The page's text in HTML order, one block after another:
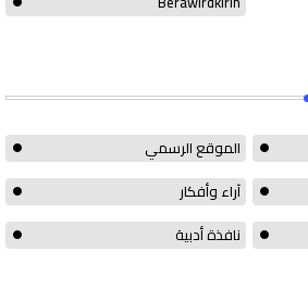
الموقع الرسمي
آراء وأفكار
نافذة أدبية